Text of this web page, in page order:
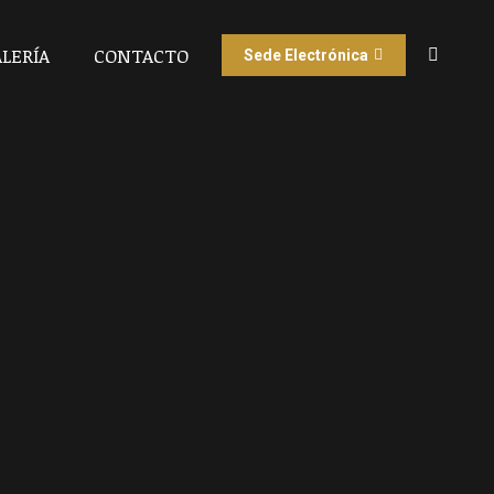
CONTACTO Sede Electrónica Buscar: